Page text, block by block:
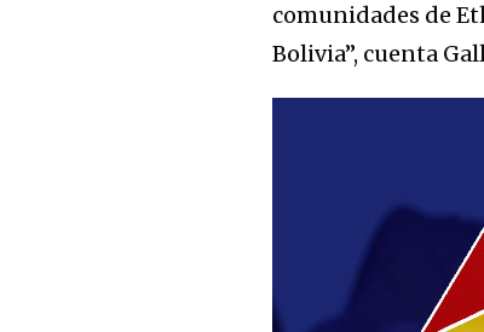
comunidades de
Bolivia”, cuenta